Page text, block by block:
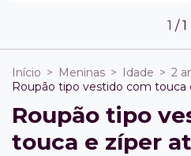
1 /1
Início > Meninas > Idade > 2
Roupão tipo vestido com touca
Roupão tipo
touca e zíper